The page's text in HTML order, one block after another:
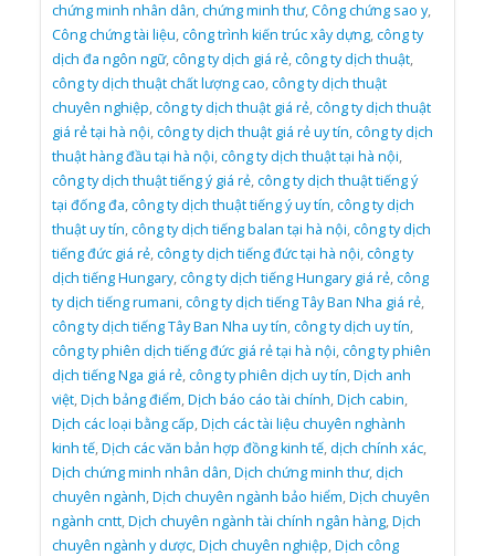
chứng minh nhân dân,chứng minh thư,Công chứng sao y,
Công chứng tài liệu,công trình kiến trúc xây dựng,công ty
dịch đa ngôn ngữ,công ty dịch giá rẻ,công ty dịch thuật,
công ty dịch thuật chất lượng cao,công ty dịch thuật
chuyên nghiệp,công ty dịch thuật giá rẻ,công ty dịch thuật
giá rẻ tại hà nội,công ty dịch thuật giá rẻ uy tín,công ty dịch
thuật hàng đầu tại hà nội,công ty dịch thuật tại hà nội,
công ty dịch thuật tiếng ý giá rẻ,công ty dịch thuật tiếng ý
tại đống đa,công ty dịch thuật tiếng ý uy tín,công ty dịch
thuật uy tín,công ty dịch tiếng balan tại hà nội,công ty dịch
tiếng đức giá rẻ,công ty dịch tiếng đức tại hà nội,công ty
dịch tiếng Hungary,công ty dịch tiếng Hungary giá rẻ,công
ty dịch tiếng rumani,công ty dịch tiếng Tây Ban Nha giá rẻ,
công ty dịch tiếng Tây Ban Nha uy tín,công ty dịch uy tín,
công ty phiên dịch tiếng đức giá rẻ tại hà nội,công ty phiên
dịch tiếng Nga giá rẻ,công ty phiên dịch uy tín,Dịch anh
việt,Dịch bảng điểm,Dịch báo cáo tài chính,Dịch cabin,
Dịch các loại bằng cấp,Dịch các tài liệu chuyên nghành
kinh tế,Dịch các văn bản hợp đồng kinh tế,dịch chính xác,
Dịch chứng minh nhân dân,Dịch chứng minh thư,dịch
chuyên ngành,Dịch chuyên ngành bảo hiểm,Dịch chuyên
ngành cntt,Dịch chuyên ngành tài chính ngân hàng,Dịch
chuyên ngành y dược,Dịch chuyên nghiệp,Dịch công